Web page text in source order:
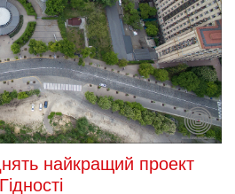
найкращий проект